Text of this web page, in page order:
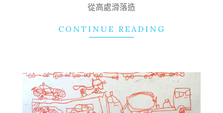
從高處滑落造
CONTINUE READING